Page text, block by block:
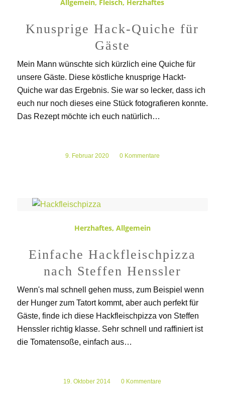
Allgemein, Fleisch, Herzhaftes
Knusprige Hack-Quiche für
Gäste
Mein Mann wünschte sich kürzlich eine Quiche für
unsere Gäste. Diese köstliche knusprige Hackt-
Quiche war das Ergebnis. Sie war so lecker, dass ich
euch nur noch dieses eine Stück fotografieren konnte.
Das Rezept möchte ich euch natürlich…
9. Februar 2020
/ 0 Kommentare
Herzhaftes, Allgemein
Einfache Hackfleischpizza
nach Steffen Henssler
Wenn's mal schnell gehen muss, zum Beispiel wenn
der Hunger zum Tatort kommt, aber auch perfekt für
Gäste, finde ich diese Hackfleischpizza von Steffen
Henssler richtig klasse. Sehr schnell und raffiniert ist
die Tomatensoße, einfach aus…
19. Oktober 2014
/ 0 Kommentare